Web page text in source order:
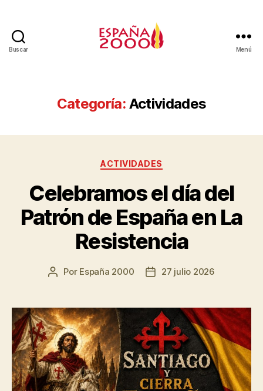
Buscar Menú
Categoría: Actividades
ACTIVIDADES
Celebramos el día del
Patrón de España en La
Resistencia
Por España 2000 27 julio 2026